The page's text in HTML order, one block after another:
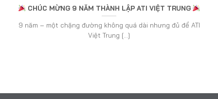
CHÚC MỪNG 9 NĂM THÀNH LẬP ATI VIỆT TRUNG
9 năm – một chặng đường không quá dài nhưng đủ để ATI
Việt Trung [...]